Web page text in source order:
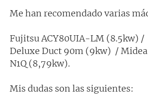
Me han recomendado varias
Fujitsu ACY80UIA-LM (8.5kw) /
Deluxe Duct 90m (9kw) /
N1Q (8,79kw).
Mis dudas son las siguientes: